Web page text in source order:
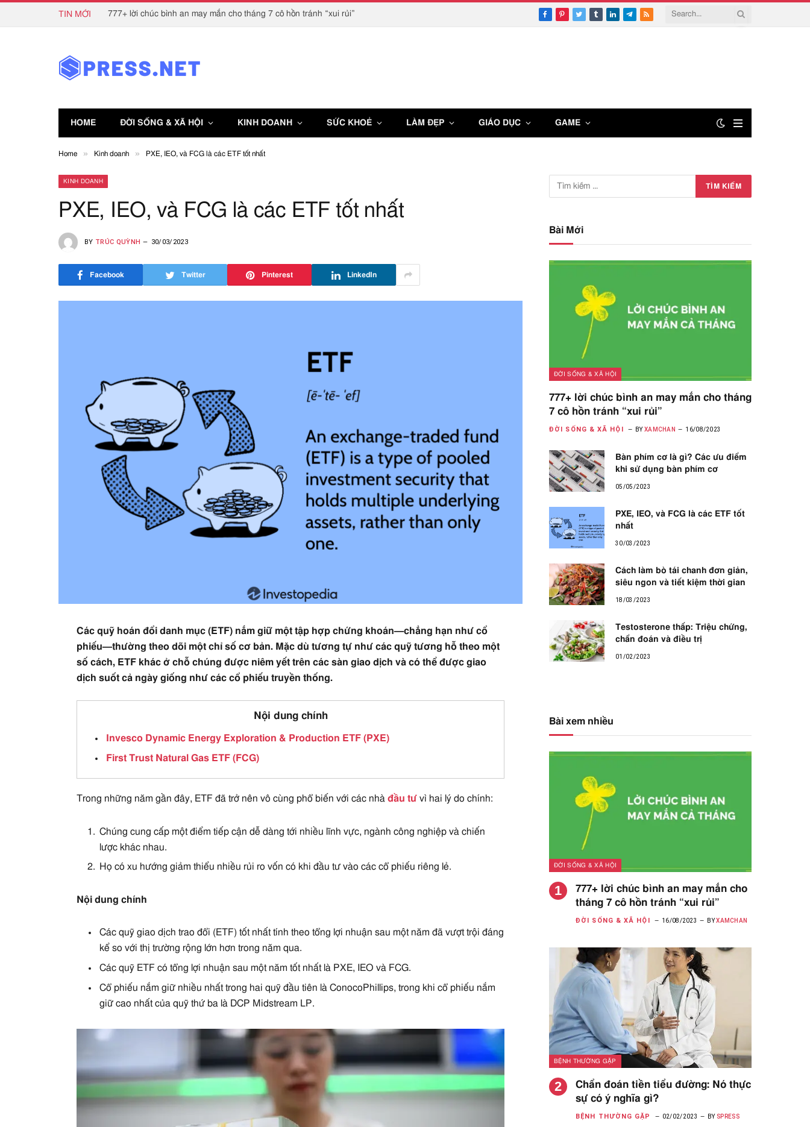
TIN MỚI 777+ lời chúc bình an may mắn cho tháng 7 cô hồn tránh “xui rủi”
Facebook
Pinterest
TwitterTumblrLinkedInTelegram
RSS
HOME ĐỜI SỐNG & XÃ HỘI KINH DOANH SỨC KHOẺ LÀM ĐẸP GIÁO DỤC GAME
Home » Kinh doanh » PXE, IEO, và FCG là các ETF tốt nhất
KINH DOANH
PXE, IEO, và FCG là các ETF tốt nhất
BY TRÚC QUỲNH 30/03/2023
Facebook Twitter Pinterest LinkedIn
Các quỹ hoán đổi danh mục (ETF) nắm giữ một tập hợp chứng khoán—chẳng hạn như cổ
phiếu—thường theo dõi một chỉ số cơ bản. Mặc dù tương tự như các quỹ tương hỗ theo một
số cách, ETF khác ở chỗ chúng được niêm yết trên các sàn giao dịch và có thể được giao
dịch suốt cả ngày giống như các cổ phiếu truyền thống.
Nội dung chính
Invesco Dynamic Energy Exploration & Production ETF (PXE)
First Trust Natural Gas ETF (FCG)
Trong những năm gần đây, ETF đã trở nên vô cùng phổ biến với các nhàđầu tư vì hai lý do chính:
Chúng cung cấp một điểm tiếp cận dễ dàng tới nhiều lĩnh vực, ngành công nghiệp và chiến
lược khác nhau.
Họ có xu hướng giảm thiểu nhiều rủi ro vốn có khi đầu tư vào các cổ phiếu riêng lẻ.
Nội dung chính
Các quỹ giao dịch trao đổi (ETF) tốt nhất tính theo tổng lợi nhuận sau một năm đã vượt trội đáng
kể so với thị trường rộng lớn hơn trong năm qua.
Các quỹ ETF có tổng lợi nhuận sau một năm tốt nhất là PXE, IEO và FCG.
Cổ phiếu nắm giữ nhiều nhất trong hai quỹ đầu tiên là ConocoPhillips, trong khi cổ phiếu nắm
giữ cao nhất của quỹ thứ ba là DCP Midstream LP.
Bài Mới
ĐỜI SỐNG & XÃ HỘI
777+ lời chúc bình an may mắn cho tháng
7 cô hồn tránh “xui rủi”
ĐỜI SỐNG & XÃ HỘI BY XAMCHAN 16/08/2023
Bàn phím cơ là gì? Các ưu điểm
khi sử dụng bàn phím cơ
05/05/2023
PXE, IEO, và FCG là các ETF tốt
nhất
30/03/2023
Cách làm bò tái chanh đơn giản,
siêu ngon và tiết kiệm thời gian
18/03/2023
Testosterone thấp: Triệu chứng,
chẩn đoán và điều trị
01/02/2023
Bài xem nhiều
ĐỜI SỐNG & XÃ HỘI
777+ lời chúc bình an may mắn cho
tháng 7 cô hồn tránh “xui rủi”
ĐỜI SỐNG & XÃ HỘI 16/08/2023 BY XAMCHAN
BỆNH THƯỜNG GẶP
Chẩn đoán tiền tiểu đường: Nó thực
sự có ý nghĩa gì?
BỆNH THƯỜNG GẶP 02/02/2023 BY SPRESS